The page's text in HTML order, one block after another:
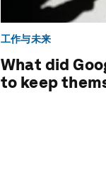
工作与未来
What did
to keep